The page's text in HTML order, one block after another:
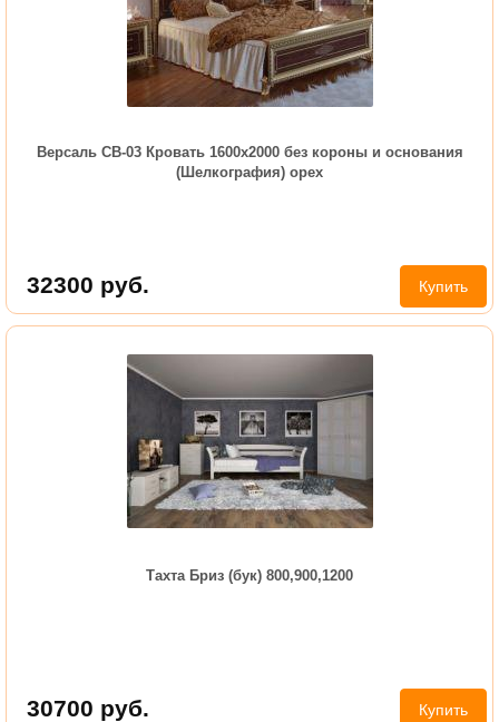
Версаль СВ-03 Кровать 1600х2000 без короны и основания
(Шелкография) орех
32300 руб. Купить
Тахта Бриз (бук) 800,900,1200
30700 руб. Купить